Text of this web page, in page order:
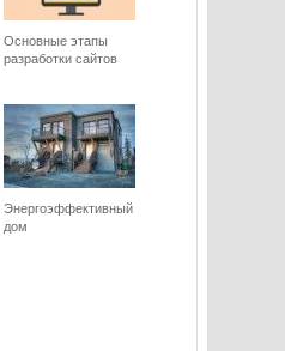
Основные этапы
разработки сайтов
Энергоэффективный
дом